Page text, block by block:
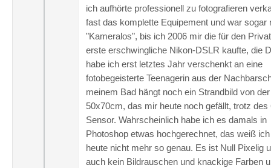
ich aufhörte professionell zu fotografieren
fast das komplette Equipement und war sogar
"Kameralos", bis ich 2006 mir die für den
erste erschwingliche Nikon-DSLR kaufte, die
habe ich erst letztes Jahr verschenkt an eine
fotobegeisterte Teenagerin aus der
meinem Bad hängt noch ein Strandbild von
50x70cm, das mir heute noch gefällt, trotz des
Sensor. Wahrscheinlich habe ich es damals in
Photoshop etwas hochgerechnet, das weiß
heute nicht mehr so genau. Es ist Null Pixelig
auch kein Bildrauschen und knackige Farben